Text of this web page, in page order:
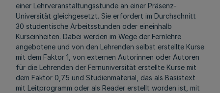
einer Lehrveranstaltungsstunde an einer Präsenz-
Universität gleichgesetzt. Sie erfordert im Durchschnitt
30 studentische Arbeitsstunden oder eineinhalb
Kurseinheiten. Dabei werden im Wege der Fernlehre
angebotene und von den Lehrenden selbst erstellte Kurse
mit dem Faktor 1, von externen Autorinnen oder Autoren
für die Lehrenden der Fernuniversität erstellte Kurse mit
dem Faktor 0,75 und Studienmaterial, das als Basistext
mit Leitprogramm oder als Reader erstellt worden ist, mit